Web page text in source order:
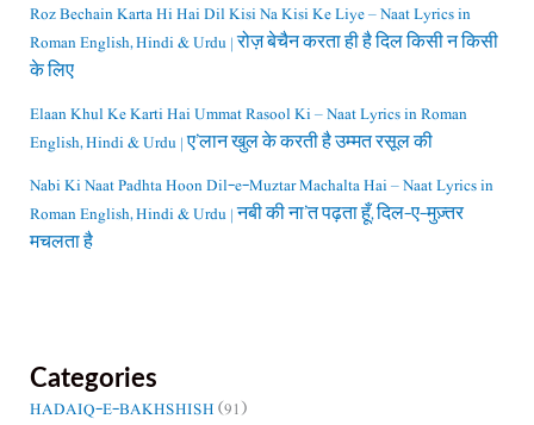
Roz Bechain Karta Hi Hai Dil Kisi Na Kisi Ke Liye – Naat Lyrics in
Roman English, Hindi & Urdu | रोज़ बेचैन करता ही है दिल किसी न किसी
के लिए
Elaan Khul Ke Karti Hai Ummat Rasool Ki – Naat Lyrics in Roman
English, Hindi & Urdu | ए’लान खुल के करती है उम्मत रसूल की
Nabi Ki Naat Padhta Hoon Dil-e-Muztar Machalta Hai – Naat Lyrics in
Roman English, Hindi & Urdu | नबी की ना’त पढ़ता हूँ, दिल-ए-मुज़्तर
मचलता है
Categories
HADAIQ-E-BAKHSHISH(91)